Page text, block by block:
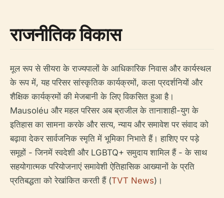
राजनीतिक विकास
मूल रूप से सीयरा के राज्यपालों के आधिकारिक निवास और कार्यस्थल
के रूप में, यह परिसर सांस्कृतिक कार्यक्रमों, कला प्रदर्शनियों और
शैक्षिक कार्यक्रमों की मेजबानी के लिए विकसित हुआ है।
Mausoléu और महल परिसर अब ब्राजील के तानाशाही-युग के
इतिहास का सामना करके और सत्य, न्याय और समावेश पर संवाद को
बढ़ावा देकर सार्वजनिक स्मृति में भूमिका निभाते हैं। हाशिए पर पड़े
समूहों - जिनमें स्वदेशी और LGBTQ+ समुदाय शामिल हैं - के साथ
सहयोगात्मक परियोजनाएं समावेशी ऐतिहासिक आख्यानों के प्रति
प्रतिबद्धता को रेखांकित करती हैं (TVT News)।